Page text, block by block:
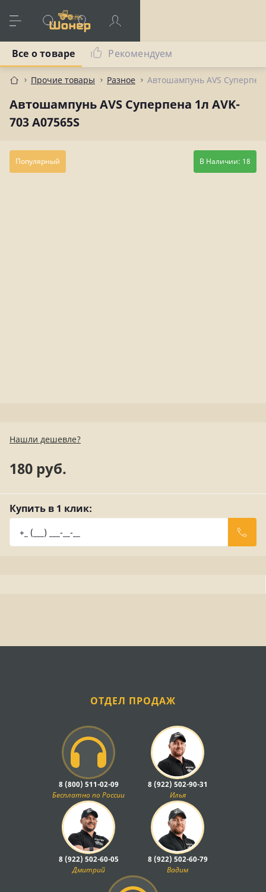
Прочие товары Разное Автошампунь AVS
Автошампунь AVS Суперпена 1л AVK-
703 A07565S
Все о товаре Рекомендуем
Популярный В Наличии: 18
Нашли дешевле?
180 руб.
Купить в 1 клик:
ОТДЕЛ ПРОДАЖ
8 (800) 511-02-09
Бесплатно по России
8 (922) 502-90-31
Илья
8 (922) 502-60-05
Дмитрий
8 (922) 502-60-79
Вадим